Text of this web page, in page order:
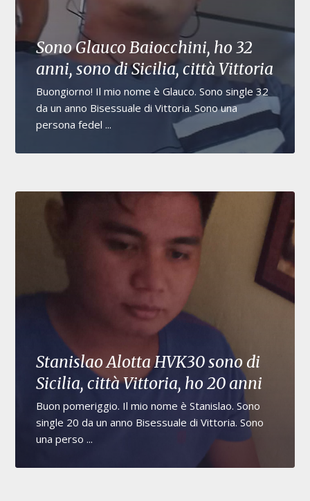
Sono Glauco Baiocchini, ho 32
anni, sono di Sicilia, città Vittoria
Buongiorno! Il mio nome è Glauco. Sono single 32
da un anno Bisessuale di Vittoria. Sono una
persona fedel ...
Stanislao Alotta HVK30 sono di
Sicilia, città Vittoria, ho 20 anni
Buon pomeriggio. Il mio nome è Stanislao. Sono
single 20 da un anno Bisessuale di Vittoria. Sono
una perso ...